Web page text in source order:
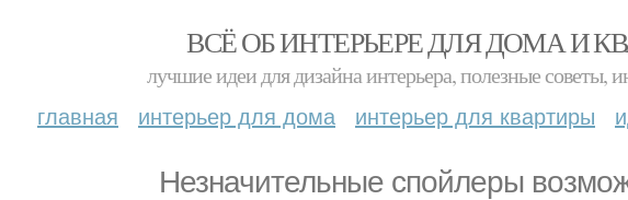
ВСЁ ОБ ИНТЕРЬЕРЕ ДЛЯ ДОМА И
лучшие идеи для дизайна интерьера, полезные советы,
главная интерьер для дома интерьер для квартиры
Незначительные спойлеры